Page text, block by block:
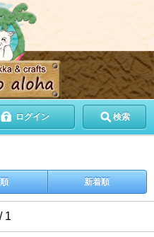
ログイン 検索
新着順
1